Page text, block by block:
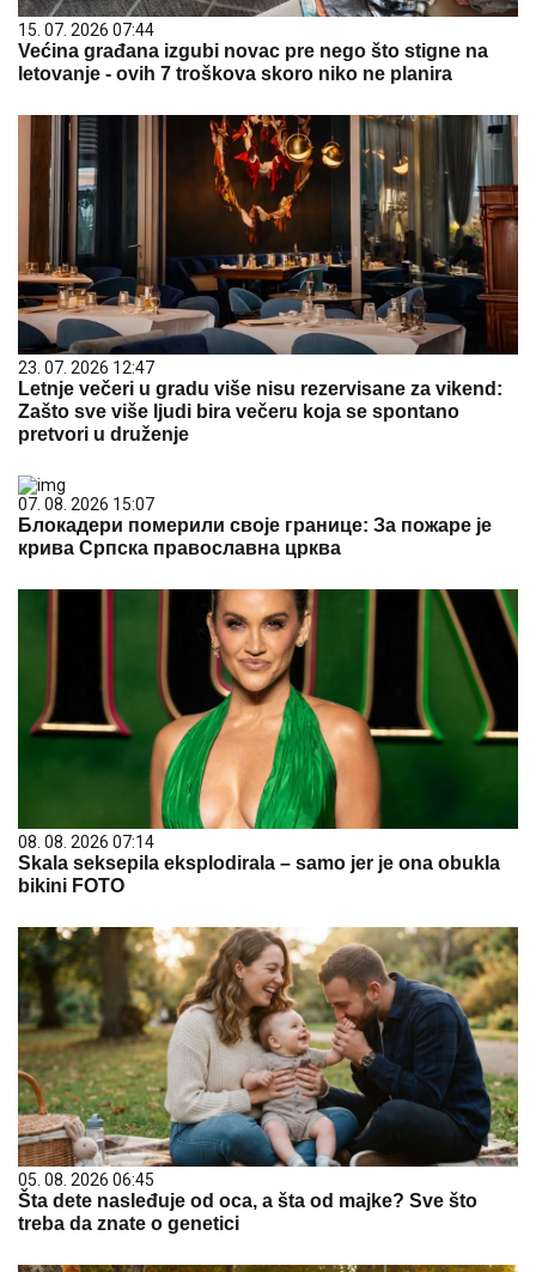
15. 07. 2026 07:44
Većina građana izgubi novac pre nego što stigne na
letovanje - ovih 7 troškova skoro niko ne planira
23. 07. 2026 12:47
Letnje večeri u gradu više nisu rezervisane za vikend:
Zašto sve više ljudi bira večeru koja se spontano
pretvori u druženje
07. 08. 2026 15:07
Блокадери померили своје границе: За пожаре је
крива Српска православна црква
08. 08. 2026 07:14
Skala seksepila eksplodirala – samo jer je ona obukla
bikini FOTO
05. 08. 2026 06:45
Šta dete nasleđuje od oca, a šta od majke? Sve što
treba da znate o genetici